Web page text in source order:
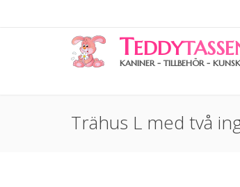
TEDDY
KANINER - TILLBEHÖR -
Trähus L med två